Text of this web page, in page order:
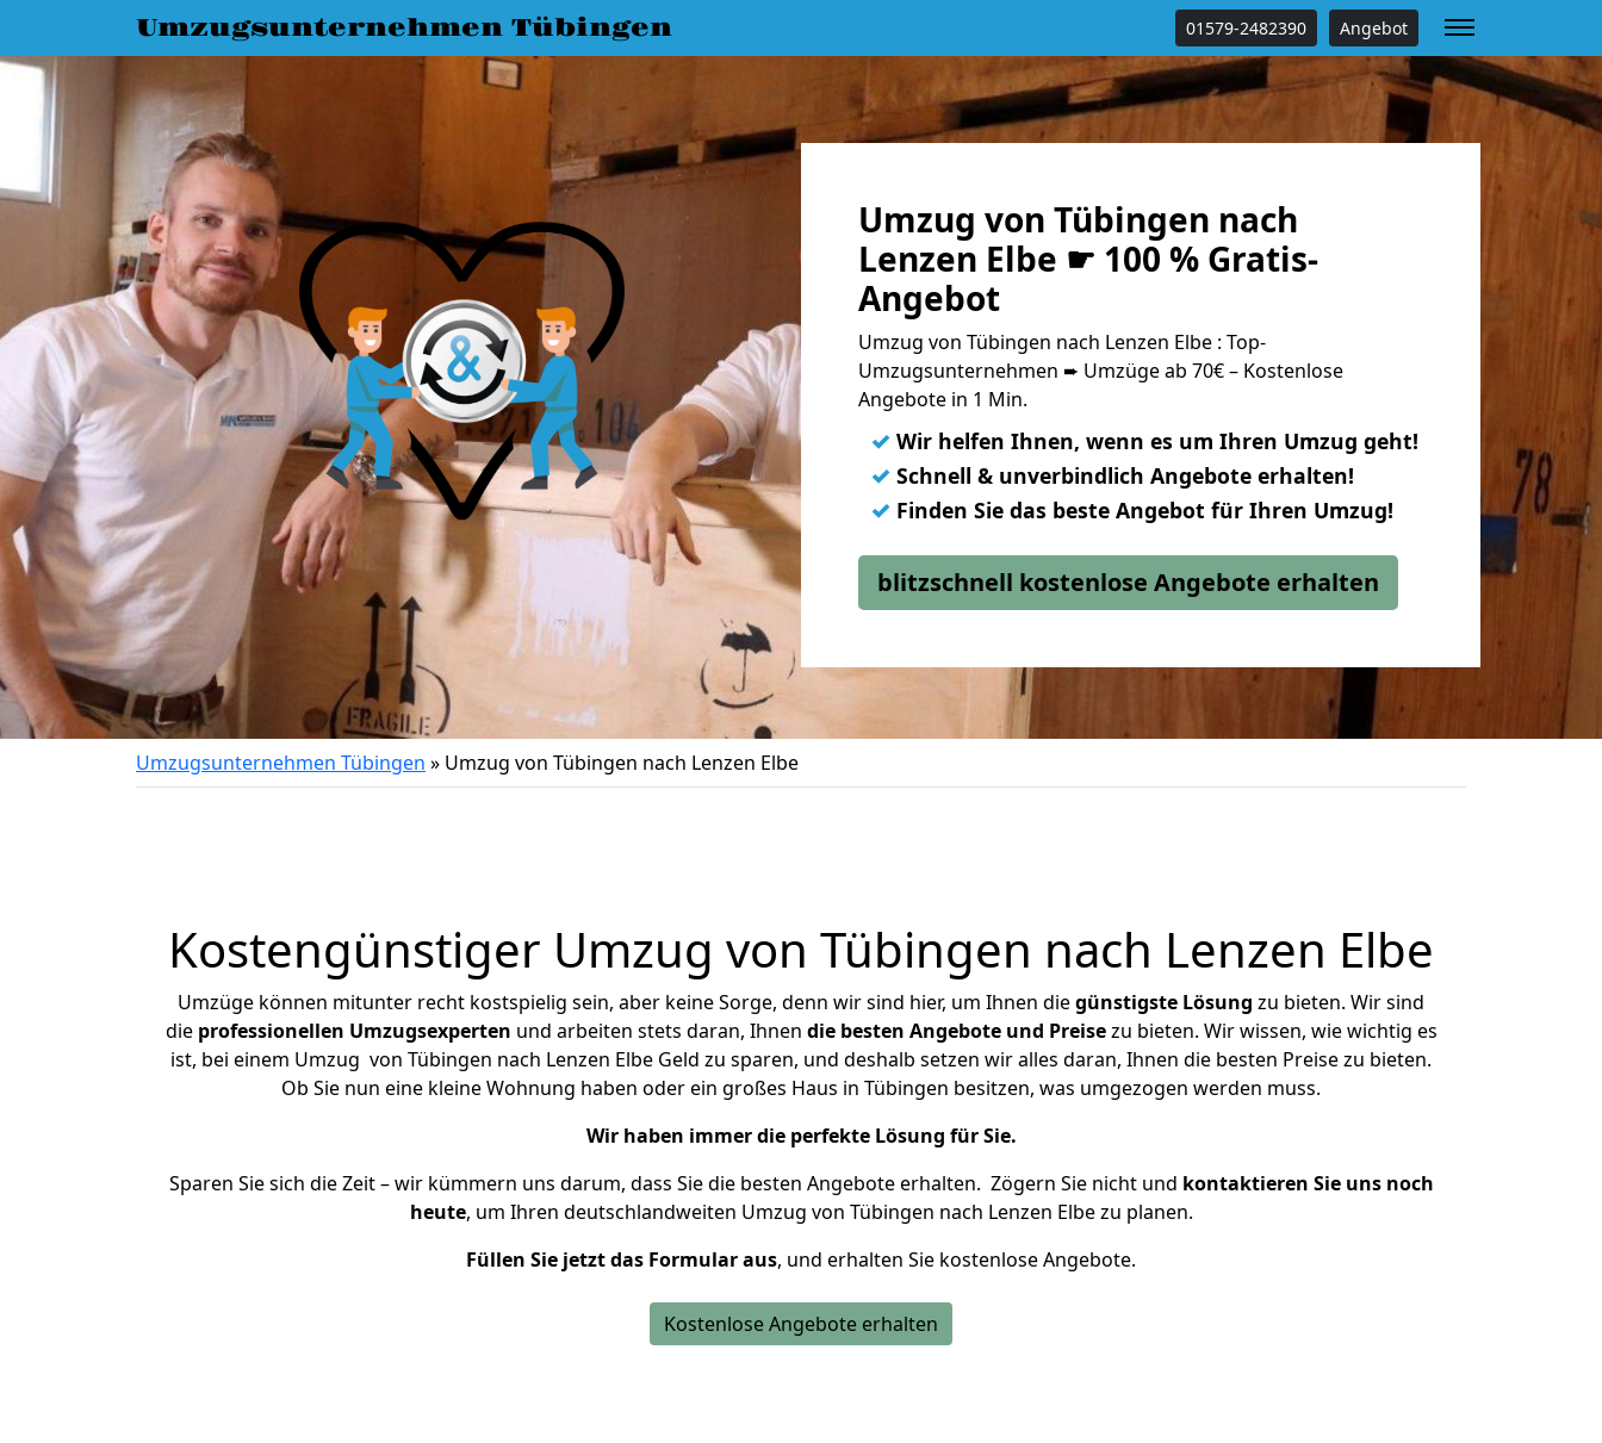
Umzugsunternehmen Tübingen 01579-2482390 Angebot
Umzug von Tübingen nach
Lenzen Elbe ☛ 100 % Gratis-
Angebot
Umzug von Tübingen nach Lenzen Elbe : Top-
Umzugsunternehmen ➨ Umzüge ab 70€ – Kostenlose
Angebote in 1 Min.
✓ Wir helfen Ihnen, wenn es um Ihren Umzug geht!
✓ Schnell & unverbindlich Angebote erhalten!
✓ Finden Sie das beste Angebot für Ihren Umzug!
blitzschnell kostenlose Angebote erhalten
Umzugsunternehmen Tübingen » Umzug von Tübingen nach Lenzen Elbe
Kostengünstiger Umzug von Tübingen nach Lenzen Elbe
Umzüge können mitunter recht kostspielig sein, aber keine Sorge, denn wir sind hier, um Ihnen diegünstigste Lösung zu bieten. Wir sind
die professionellen Umzugsexperten und arbeiten stets daran, Ihnen die besten Angebote und Preisezu bieten. Wir wissen, wie wichtig es
ist, bei einem Umzug von Tübingen nach Lenzen Elbe Geld zu sparen, und deshalb setzen wir alles daran, Ihnen die besten Preise zu bieten.
Ob Sie nun eine kleine Wohnung haben oder ein großes Haus in Tübingen besitzen, was umgezogen werden muss.
Wir haben immer die perfekte Lösung für Sie.
Sparen Sie sich die Zeit – wir kümmern uns darum, dass Sie die besten Angebote erhalten. Zögern Sie nicht und kontaktieren Sie uns noch
heute, um Ihren deutschlandweiten Umzug von Tübingen nach Lenzen Elbe zu planen.
Füllen Sie jetzt das Formular aus, und erhalten Sie kostenlose Angebote.
Kostenlose Angebote erhalten